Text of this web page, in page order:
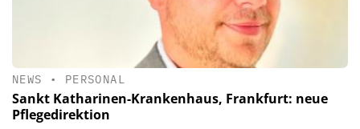
NEWS • PERSONAL
Sankt Katharinen-Krankenhaus, Frankfurt: neue
Pflegedirektion